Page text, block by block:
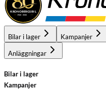
Bilar i lager Kampanjer
Anläggningar
Bilar i lager
Kampanjer